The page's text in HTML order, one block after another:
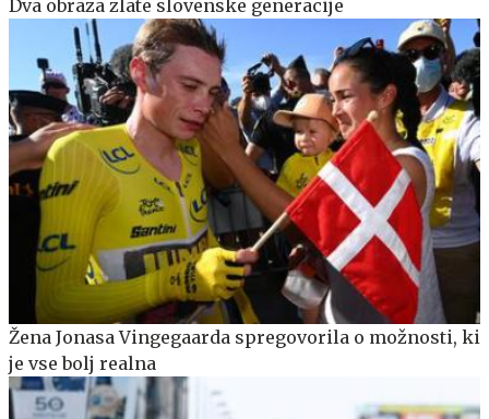
Dva obraza zlate slovenske generacije
Žena Jonasa Vingegaarda spregovorila o možnosti, ki
je vse bolj realna